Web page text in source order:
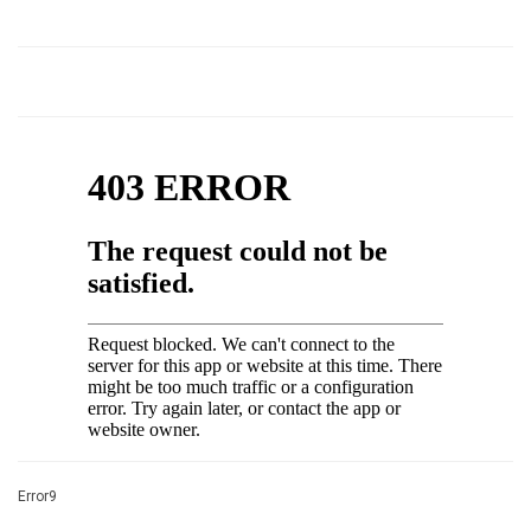
Error9